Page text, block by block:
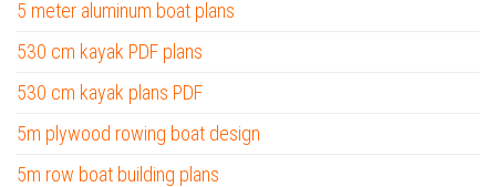
5 meter aluminum boat plans
530 cm kayak PDF plans
530 cm kayak plans PDF
5m plywood rowing boat design
5m row boat building plans